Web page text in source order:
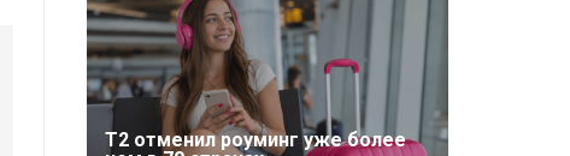
Т2 отменил роуминг уже более